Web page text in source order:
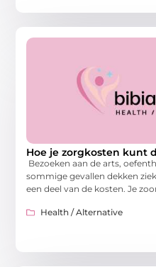
Hoe je zorgkosten kunt
Bezoeken aan de arts,
sommige gevallen dekken
een deel van de kosten. Je
Health / Alternative